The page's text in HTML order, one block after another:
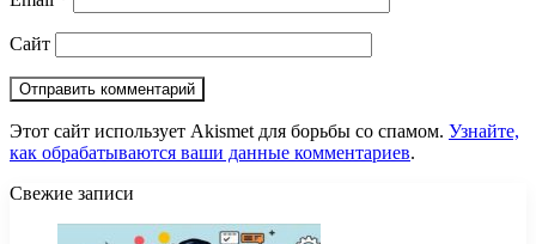
Сайт
Этот сайт использует Akismet для борьбы со спамом. Узнайте,
как обрабатываются ваши данные комментариев.
Свежие записи